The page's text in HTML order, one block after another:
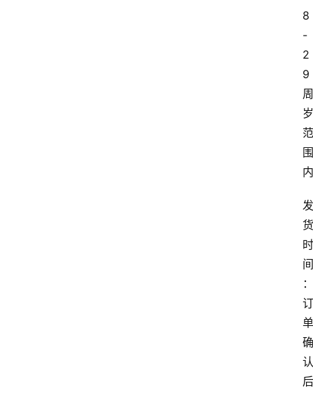
8
-
2
9
周
岁
范
围
内
发
货
时
间
：
订
单
确
认
后